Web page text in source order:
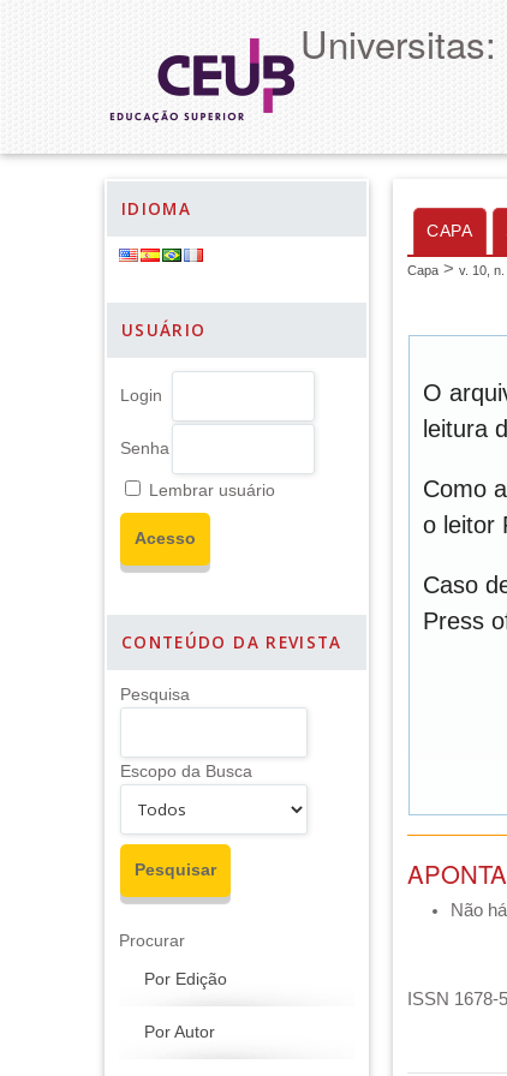
IDIOMA
USUÁRIO
Login
Senha
Lembrar usuário
CONTEÚDO DA REVISTA
Pesquisa
Escopo da Busca
Procurar
Por Edição
Por Autor
CAPA
Capa > v. 10,
O
leitura
Como
o leitor
Caso
Press
Não
ISSN